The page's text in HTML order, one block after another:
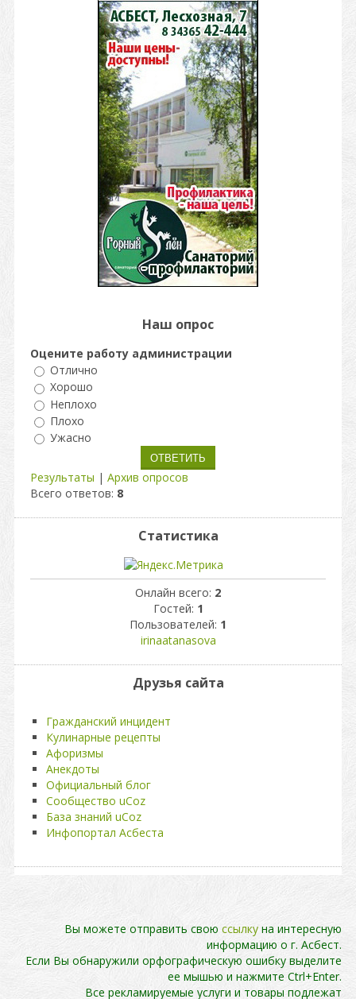
Наш опрос
Оцените работу администрации
Отлично
Хорошо
Неплохо
Плохо
Ужасно
Результаты | Архив опросов
Всего ответов: 8
Статистика
Онлайн всего: 2
Гостей: 1
Пользователей: 1
irinaatanasova
Друзья сайта
Гражданский инцидент
Кулинарные рецепты
Афоризмы
Анекдоты
Официальный блог
Сообщество uCoz
База знаний uCoz
Инфопортал Асбеста
Вы можете отправить свою ссылку на интересную
информацию о г. Асбест.
Если Вы обнаружили орфографическую ошибку выделите
ее мышью и нажмите Ctrl+Enter.
Все рекламируемые услуги и товары подлежат